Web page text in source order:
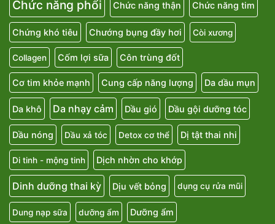
Chức năng phổi Chức năng thận Chức năng tim
Chứng khó tiêu Chướng bụng đầy hơi Còi xương
Collagen Cốm lợi sữa Côn trùng đốt
Cơ tim khỏe mạnh Cung cấp năng lượng Da dầu mụn
Da khô Da nhạy cảm Dầu gió Dầu gội dưỡng tóc
Dầu nóng Dầu xả tóc Detox cơ thể Dị tật thai nhi
Di tinh - mộng tinh Dịch nhờn cho khớp
Dinh dưỡng thai kỳ Dịu vết bỏng dụng cụ rửa mũi
Dung nạp sữa dưỡng ẩm Dưỡng ẩm